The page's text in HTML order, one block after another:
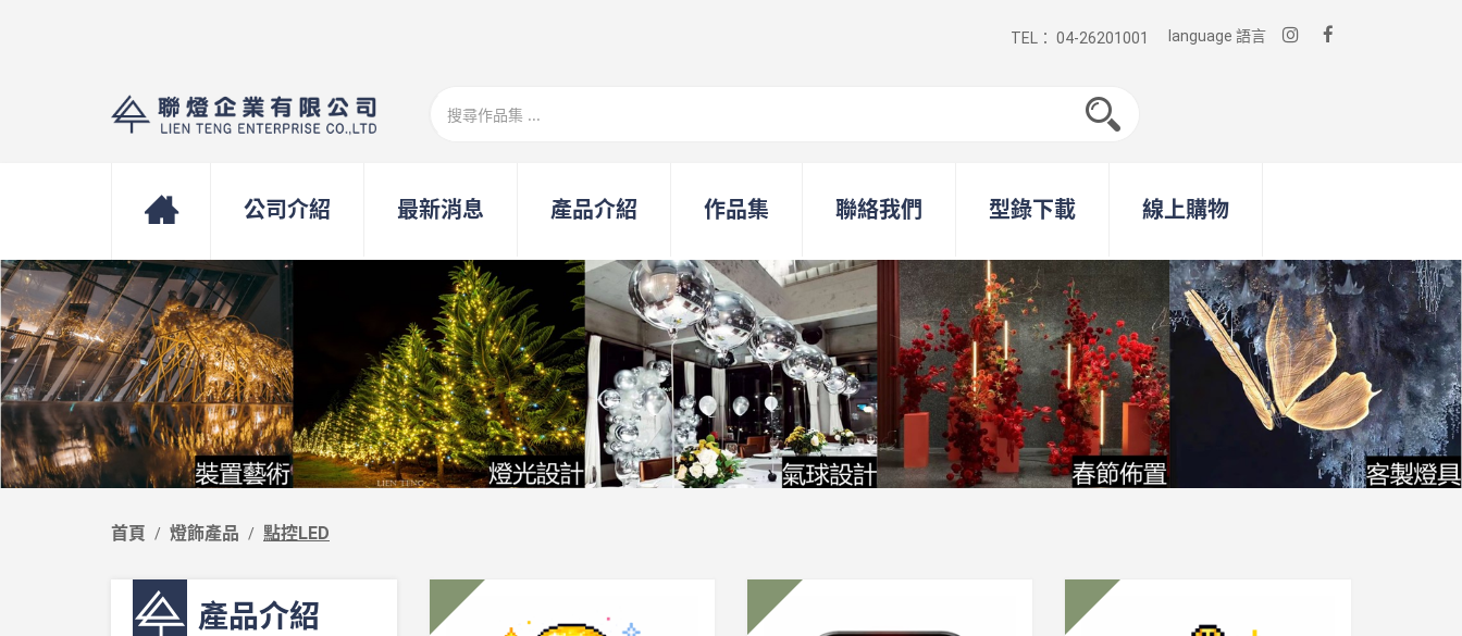
language 語言
TEL： 04-26201001
公司介紹 最新消息 產品介紹 作品集 聯絡我們 型錄下載 線上購物
首頁 燈飾產品 點控LED
產品介紹